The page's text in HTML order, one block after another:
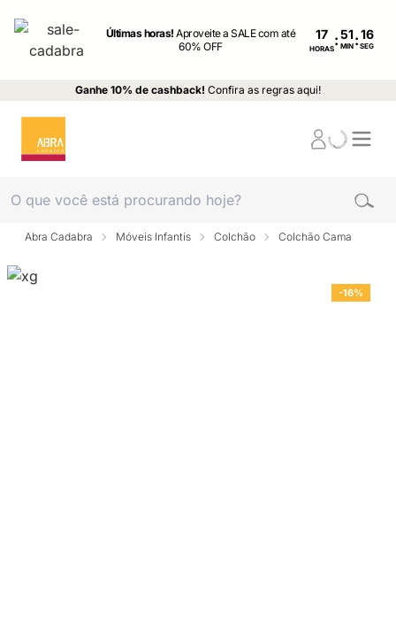
Últimas horas!Aproveite a SALE com até
60% OFF
17
HORAS: MIN : SEG
Ganhe 10% de cashback! Confira as regras aqui!
Abra Cadabra Móveis Infantis Colchão Colchão Cama
-16%